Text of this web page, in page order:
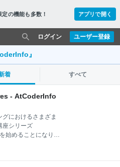
定の機能も多数！ アプリで開く
ユーザー登録
ログイン
』
着 すべて
- AtCoderInfo
におけるさまざま
座シリーズ
始めることになりま
とは AtCoder
リ一覧 Discord サ